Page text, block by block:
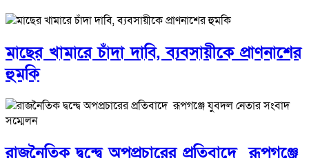
মাছের খামারে চাঁদা দাবি, ব্যবসায়ীকে প্রাণনাশের
হুমকি
রাজনৈতিক দ্বন্দ্বে অপপ্রচারের প্রতিবাদে ‎রূপগঞ্জে